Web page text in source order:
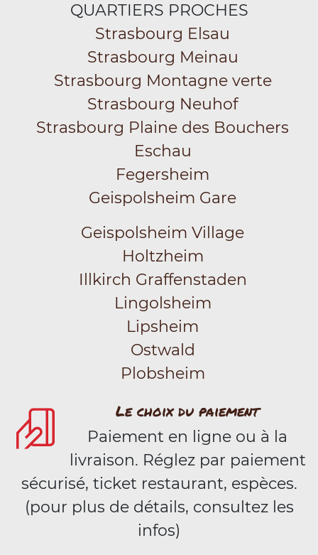
QUARTIERS PROCHES
Strasbourg Elsau
Strasbourg Meinau
Strasbourg Montagne verte
Strasbourg Neuhof
Strasbourg Plaine des Bouchers
Eschau
Fegersheim
Geispolsheim Gare
Geispolsheim Village
Holtzheim
Illkirch Graffenstaden
Lingolsheim
Lipsheim
Ostwald
Plobsheim
Le choix du paiement
Paiement en ligne ou à la
livraison. Réglez par paiement
sécurisé, ticket restaurant, espèces.
(pour plus de détails, consultez les
infos)